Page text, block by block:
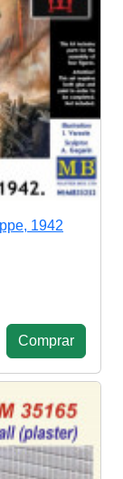
1942
Сomprar